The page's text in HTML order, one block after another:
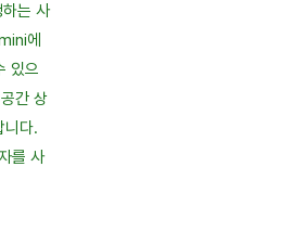
는 사
에
있으
간 상
니다.
를 사